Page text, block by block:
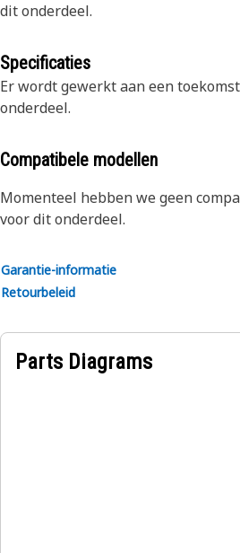
dit onderdeel.
Specificaties
Er wordt gewerkt aan een
onderdeel.
Compatibele modellen
Momenteel hebben we geen
voor dit onderdeel.
Garantie-informatie
Retourbeleid
Parts Diagrams